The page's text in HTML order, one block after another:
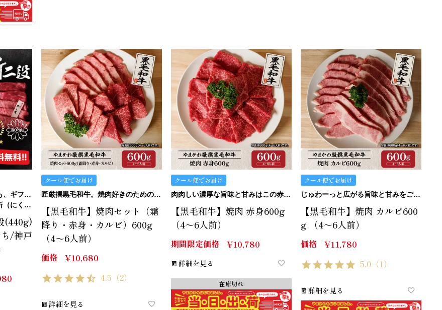
【当日発送可！】おうちにも、ギフトにも。ご褒美にも…イケます！
おり）
(440g)
/神戸
クール便でお届け
匠厳撰黒毛和牛。焼肉好きのためのTHE焼肉セット。
【黒毛和牛】焼肉セット（霜
降り・赤身・カルビ）600g
（4～6人前）
価格 ¥10,680
4.5 （2）
詳細を見る
クール便でお届け
肉肉しい濃厚な旨味と甘みはこの赤身。
【黒毛和牛】焼肉 赤身600g
（4～6人前）
期間限定価格 ¥10,780
詳細を見る
在庫切れ
クール便でお届け
じゅわーっと広がる旨味と甘みをご堪能ください。
【黒毛和牛】焼肉 カルビ600
g （4～6人前）
価格 ¥11,780
5.0 （1）
詳細を見る